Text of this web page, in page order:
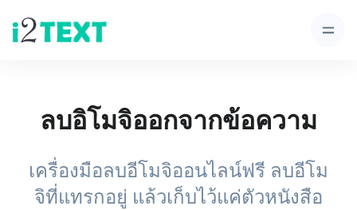
ลบอิโมจิออกจากข้อความ
เครื่องมือลบอีโมจิออนไลน์ฟรี ลบอีโม
จิที่แทรกอยู่ แล้วเก็บไว้แค่ตัวหนังสือ